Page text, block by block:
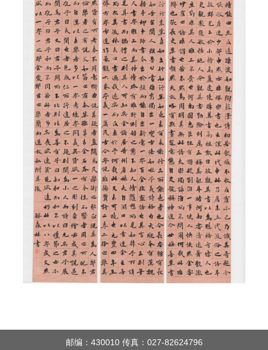
邮编：430010 传真：027-82624796